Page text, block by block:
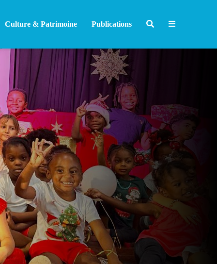
Culture & Patrimoine Publications